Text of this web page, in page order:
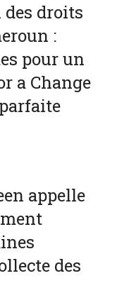
droits
:
pour un
a Change
appelle
des